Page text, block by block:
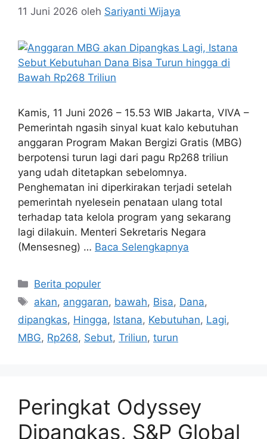
11 Juni 2026 oleh Sariyanti Wijaya
Kamis, 11 Juni 2026 – 15.53 WIB Jakarta, VIVA –
Pemerintah ngasih sinyal kuat kalo kebutuhan
anggaran Program Makan Bergizi Gratis (MBG)
berpotensi turun lagi dari pagu Rp268 triliun
yang udah ditetapkan sebelomnya.
Penghematan ini diperkirakan terjadi setelah
pemerintah nyelesein penataan ulang total
terhadap tata kelola program yang sekarang
lagi dilakuin. Menteri Sekretaris Negara
(Mensesneg) … Baca Selengkapnya
Kategori
Berita populer
Tag
akan, anggaran, bawah, Bisa, Dana,
dipangkas, Hingga, Istana, Kebutuhan, Lagi,
MBG, Rp268, Sebut, Triliun, turun
Peringkat Odyssey
Dipangkas, S&P Global